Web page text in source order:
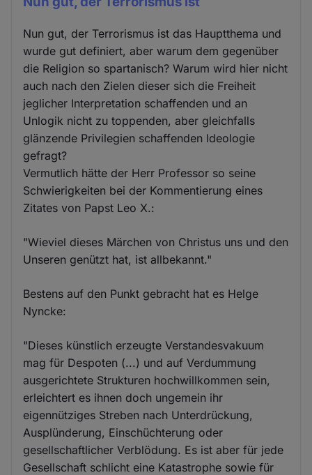
Nun gut, der Terrorismus ist das Hauptthema und
wurde gut definiert, aber warum dem gegenüber
die Religion so spartanisch? Warum wird hier nicht
auch nach den Zielen dieser sich die Freiheit
jeglicher Interpretation schaffenden und an
Unlogik nicht zu toppenden, aber gleichfalls
glänzende Privilegien schaffenden Ideologie
gefragt?
Vermutlich hätte der Herr Professor so seine
Schwierigkeiten bei der Kommentierung eines
Zitates von Papst Leo X.:
"Wieviel dieses Märchen von Christus uns und den
Unseren genützt hat, ist allbekannt."
Bestens auf den Punkt gebracht hat es Helge
Nyncke:
"Dieses künstlich erzeugte Verstandesvakuum
mag für Despoten (...) und auf Verdummung
ausgerichtete Strukturen hochwillkommen sein,
erleichtert es ihnen doch ungemein ihr
eigennütziges Streben nach Unterdrückung,
Ausplünderung, Einschüchterung oder
gesellschaftlicher Verblödung. Es ist aber für jede
Gesellschaft schlicht eine Katastrophe sowie für